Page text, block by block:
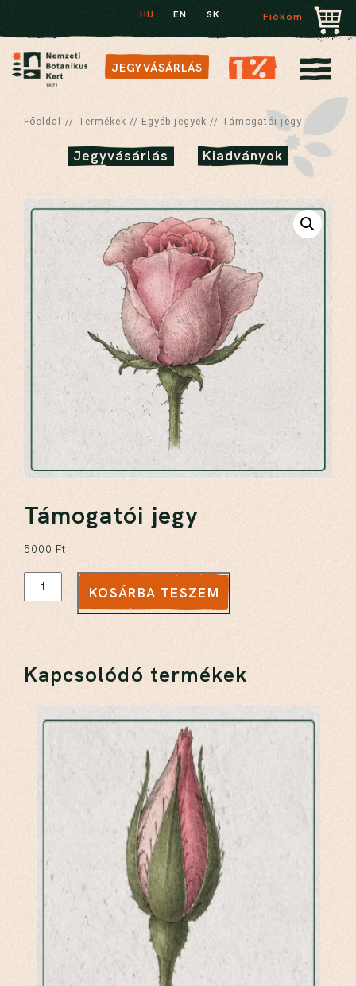
HU EN SK Fiókom
JEGYVÁSÁRLÁS
Főoldal // Termékek // Egyéb jegyek // Támogatói jegy
Jegyvásárlás Kiadványok
Támogatói jegy
5000 Ft
KOSÁRBA TESZEM
Kapcsolódó termékek